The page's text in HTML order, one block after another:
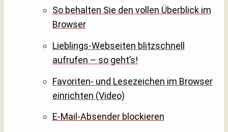
So behalten Sie den vollen Überblick im
Browser
Lieblings-Webseiten blitzschnell
aufrufen – so geht’s!
Favoriten- und Lesezeichen im Browser
einrichten (Video)
E-Mail-Absender blockieren